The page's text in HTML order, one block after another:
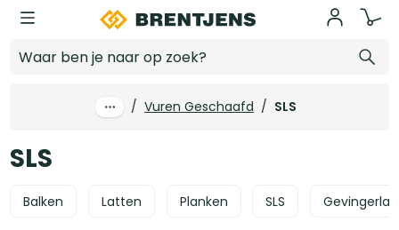
Ga naar hoofdinhoud
/ Vuren Geschaafd / SLS
SLS
Balken Latten Planken SLS